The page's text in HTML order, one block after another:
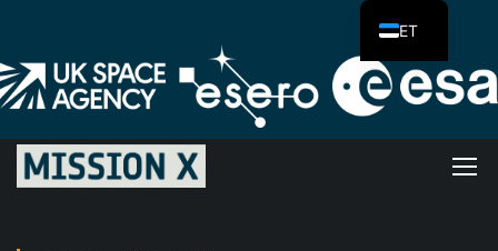
ET